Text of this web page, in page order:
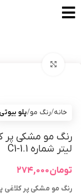
خانه رنگ مو پلو بیوتی
لیتر شماره C1-1.1
تومان۲۷۴,۰۰۰
رنگ مو مشکی پر کلاغی